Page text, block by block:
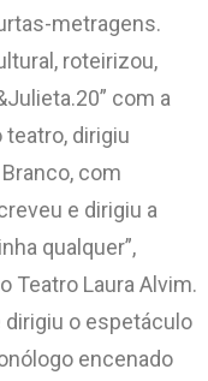
metragens.
roteirizou,
com a
teatro, dirigiu
com
e dirigiu a
qualquer”,
Teatro Laura Alvim.
dirigiu o espetáculo
encenado